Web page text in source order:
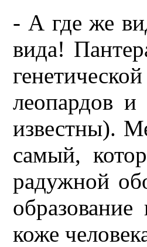
- А где же
вида!
леопардов
известны).
самый,
радужной
коже